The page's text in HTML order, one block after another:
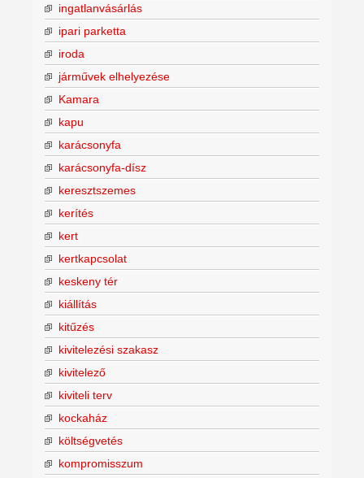
ingatlanvásárlás
ipari parketta
iroda
járművek elhelyezése
Kamara
kapu
karácsonyfa
karácsonyfa-dísz
keresztszemes
kerítés
kert
kertkapcsolat
keskeny tér
kiállítás
kitűzés
kivitelezési szakasz
kivitelező
kiviteli terv
kockaház
költségvetés
kompromisszum